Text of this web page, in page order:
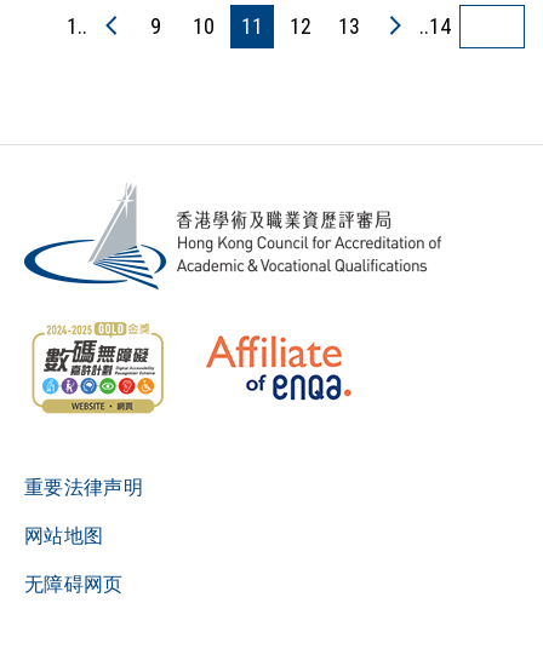
1.. 9 10 11 12 13 ..14
重要法律声明
网站地图
无障碍网页